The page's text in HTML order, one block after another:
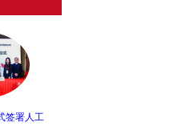
签署人工